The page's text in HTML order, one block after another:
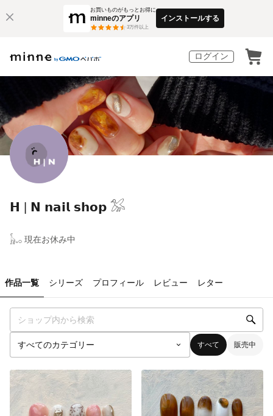
お買いものがもっとお得に
minneのアプリ
3万件以上
インストールする
ログイン
𝗛 | 𝗡 𝗻𝗮𝗶𝗹 𝘀𝗵𝗼𝗽 𓅮
𓃱𓈒𓂂 現在お休み中
作品一覧 シリーズ プロフィール レビュー レター
すべて 販売中